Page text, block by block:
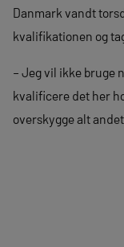
Danmark vandt
kvalifikationen og
– Jeg vil ikke bruge
kvalificere det her
overskygge alt